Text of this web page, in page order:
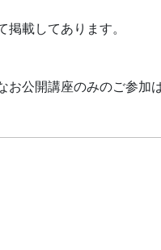
載してあります。
公開講座のみのご参加